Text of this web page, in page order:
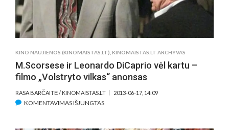
ANONSAS
KINO NAUJIENOS (KINOMAISTAS.LT) KINOMAISTAS.LT ARCHYVAS
M.Scorsese ir Leonardo DiCaprio vėl kartu –
filmo „Volstryto vilkas“ anonsas
RASA BARČAITĖ / KINOMAISTAS.LT 2013-06-17, 14:09
KOMENTAVIMAS IŠJUNGTASĮRAŠE